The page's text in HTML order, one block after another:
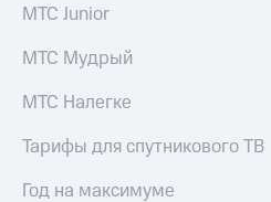
МТС Junior
МТС Мудрый
МТС Налегке
Тарифы для спутникового ТВ
Год на максимуме